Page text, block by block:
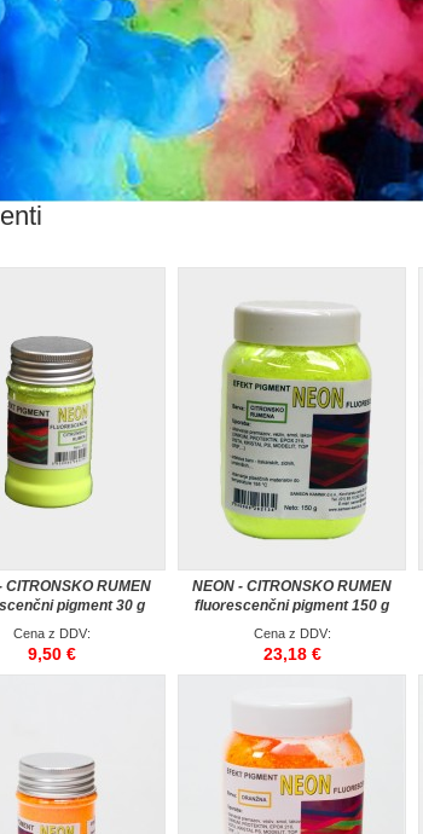
CITRONSKO RUMEN
pigment 30 g
Cena z DDV:
9,50 €
NEON - CITRONSKO RUMEN
fluorescenčni pigment 150 g
Cena z DDV:
23,18 €